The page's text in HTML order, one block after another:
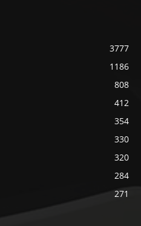
3777
1186
808
412
354
330
320
284
271